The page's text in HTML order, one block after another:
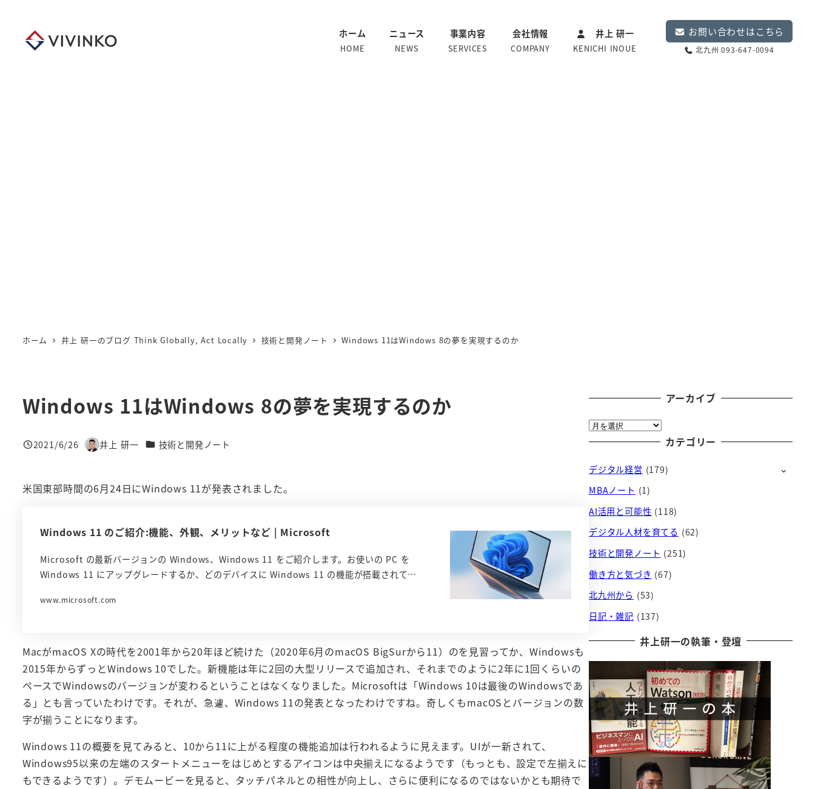
ホーム
HOME
ニュース
NEWS
事業内容
SERVICES
会社情報
COMPANY
井上 研一
KENICHI INOUE
お問い合わせはこちら
北九州 093-647-0094
ホーム 井上 研一のブログ Think Globally, Act Locally 技術と開発ノート Windows 11はWindows 8の夢を実現するのか
Windows 11はWindows 8の夢を実現するのか
投稿日
2021/6/26
著
井上 研一 カテゴリー
技術と開発ノート
米国東部時間の6月24日にWindows 11が発表されました。
Windows 11 のご紹介:機能、外観、メリットなど | Microsoft
Microsoft の最新バージョンの Windows、Windows 11 をご紹介します。お使いの PC を
Windows 11 にアップグレードするか、どのデバイスに Windows 11 の機能が搭載されて…
www.microsoft.com
MacがmacOS Xの時代を2001年から20年ほど続けた（2020年6月のmacOS BigSurから11）のを見習ってか、Windowsも
2015年からずっとWindows 10でした。新機能は年に2回の大型リリースで追加され、それまでのように2年に1回くらいの
ペースでWindowsのバージョンが変わるということはなくなりました。Microsoftは「Windows 10は最後のWindowsであ
る」とも言っていたわけです。それが、急遽、Windows 11の発表となったわけですね。奇しくもmacOSとバージョンの数
字が揃うことになります。
Windows 11の概要を見てみると、10から11に上がる程度の機能追加は行われるように見えます。UIが一新されて、
Windows95以来の左端のスタートメニューをはじめとするアイコンは中央揃えになるようです（もっとも、設定で左揃えに
もできるようです）。デモムービーを見ると、タッチパネルとの相性が向上し、さらに便利になるのではないかとも期待で
アーカイブ
ア
ー
イ
ブ
カテゴリー
デジタル経営 (179)
MBAノート (1)
AI活用と可能性 (118)
デジタル人材を育てる (62)
技術と開発ノート (251)
働き方と気づき (67)
北九州から (53)
日記・雑記 (137)
井上研一の執筆・登壇